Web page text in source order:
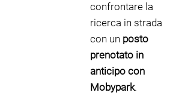
confrontare la
ricerca in strada
con un posto
prenotato in
anticipo con
Mobypark.